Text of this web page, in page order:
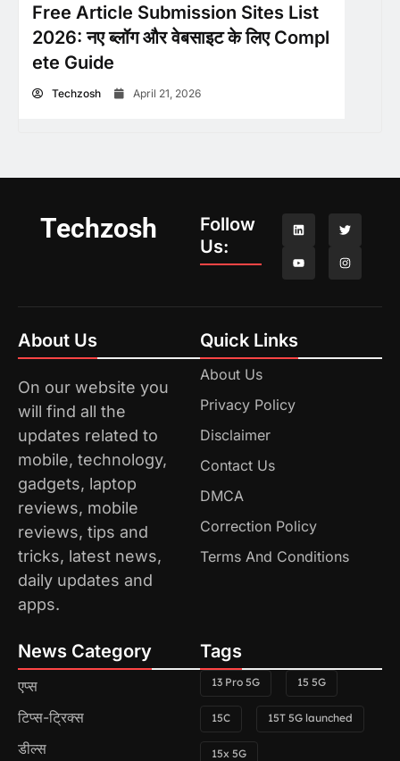
Free Article Submission Sites List
2026: नए ब्लॉग और वेबसाइट के लिए Compl
ete Guide
Techzosh April 21, 2026
Techzosh
Follow
Us:
About Us
On our website you
will find all the
updates related to
mobile, technology,
gadgets, laptop
reviews, mobile
reviews, tips and
tricks, latest news,
daily updates and
apps.
Quick Links
About Us
Privacy Policy
Disclaimer
Contact Us
DMCA
Correction Policy
Terms And Conditions
News Category
एप्स
टिप्स-ट्रिक्स
डील्स
Tags
13 Pro 5G 15 5G
15C 15T 5G launched
15x 5G